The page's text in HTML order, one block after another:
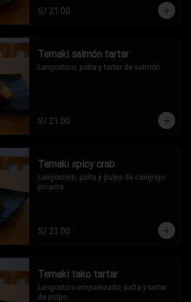
S/ 21.00
Temaki salmón tartar
Langostino, palta y tartar de salmón.
S/ 21.00
Temaki spicy crab
Langostino, palta y pulpa de cangrejo
picante.
S/ 21.00
Temaki tako tartar
Langostino empanizado, palta y tartar
de pulpo.